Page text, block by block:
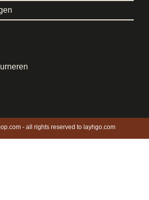
- all rights reserved to layhgo.com